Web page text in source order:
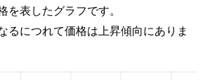
を表したグラフです。
るにつれて価格は上昇傾向にありま